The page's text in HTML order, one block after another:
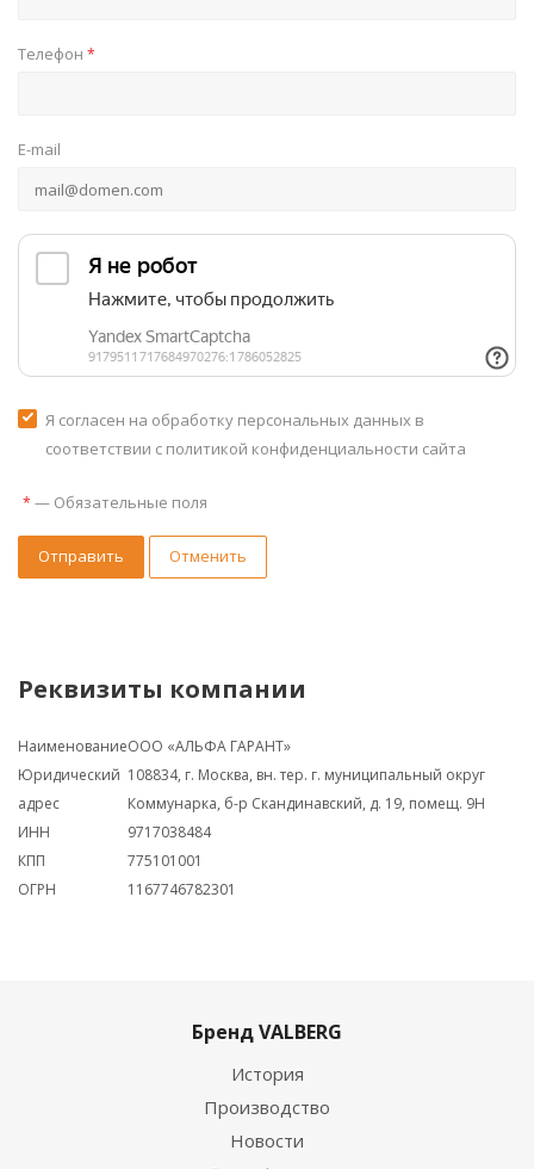
Телефон *
E-mail
Я согласен на обработку персональных данных в
соответствии с политикой конфиденциальности сайта
* — Обязательные поля
Отправить Отменить
Реквизиты компании
НаименованиеООО «АЛЬФА ГАРАНТ»
Юридический
адрес
108834, г. Москва, вн. тер. г. муниципальный округ
Коммунарка, б-р Скандинавский, д. 19, помещ. 9Н
ИНН
9717038484
КПП
775101001
ОГРН
1167746782301
Бренд VALBERG
История
Производство
Новости